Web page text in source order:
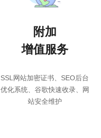
附加
增值服务
SSL网站加密证书、SEO后台
优化系统、谷歌快速收录、网
站安全维护